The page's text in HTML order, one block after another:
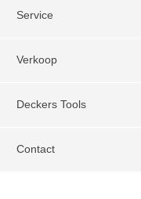
Service
Verkoop
Deckers Tools
Contact